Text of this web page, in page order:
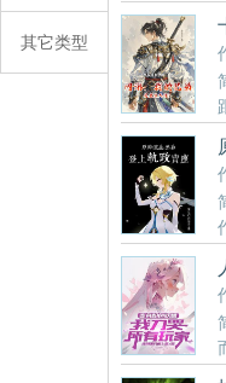
其它类型
啊，他们儿子
的孩子都能下
个媒婆上门
郑则说要个
好看的。响水
则这眼光挑
和现实世界融
是一个玩笑
好兄弟说中
生了，那李
着玩着才慢
腿呢？？李万
出那个问题
欢迎「原学家
却因神秘力
多势力，向深
后，哥哥竟
活动剧情无c
反派桃夭？接